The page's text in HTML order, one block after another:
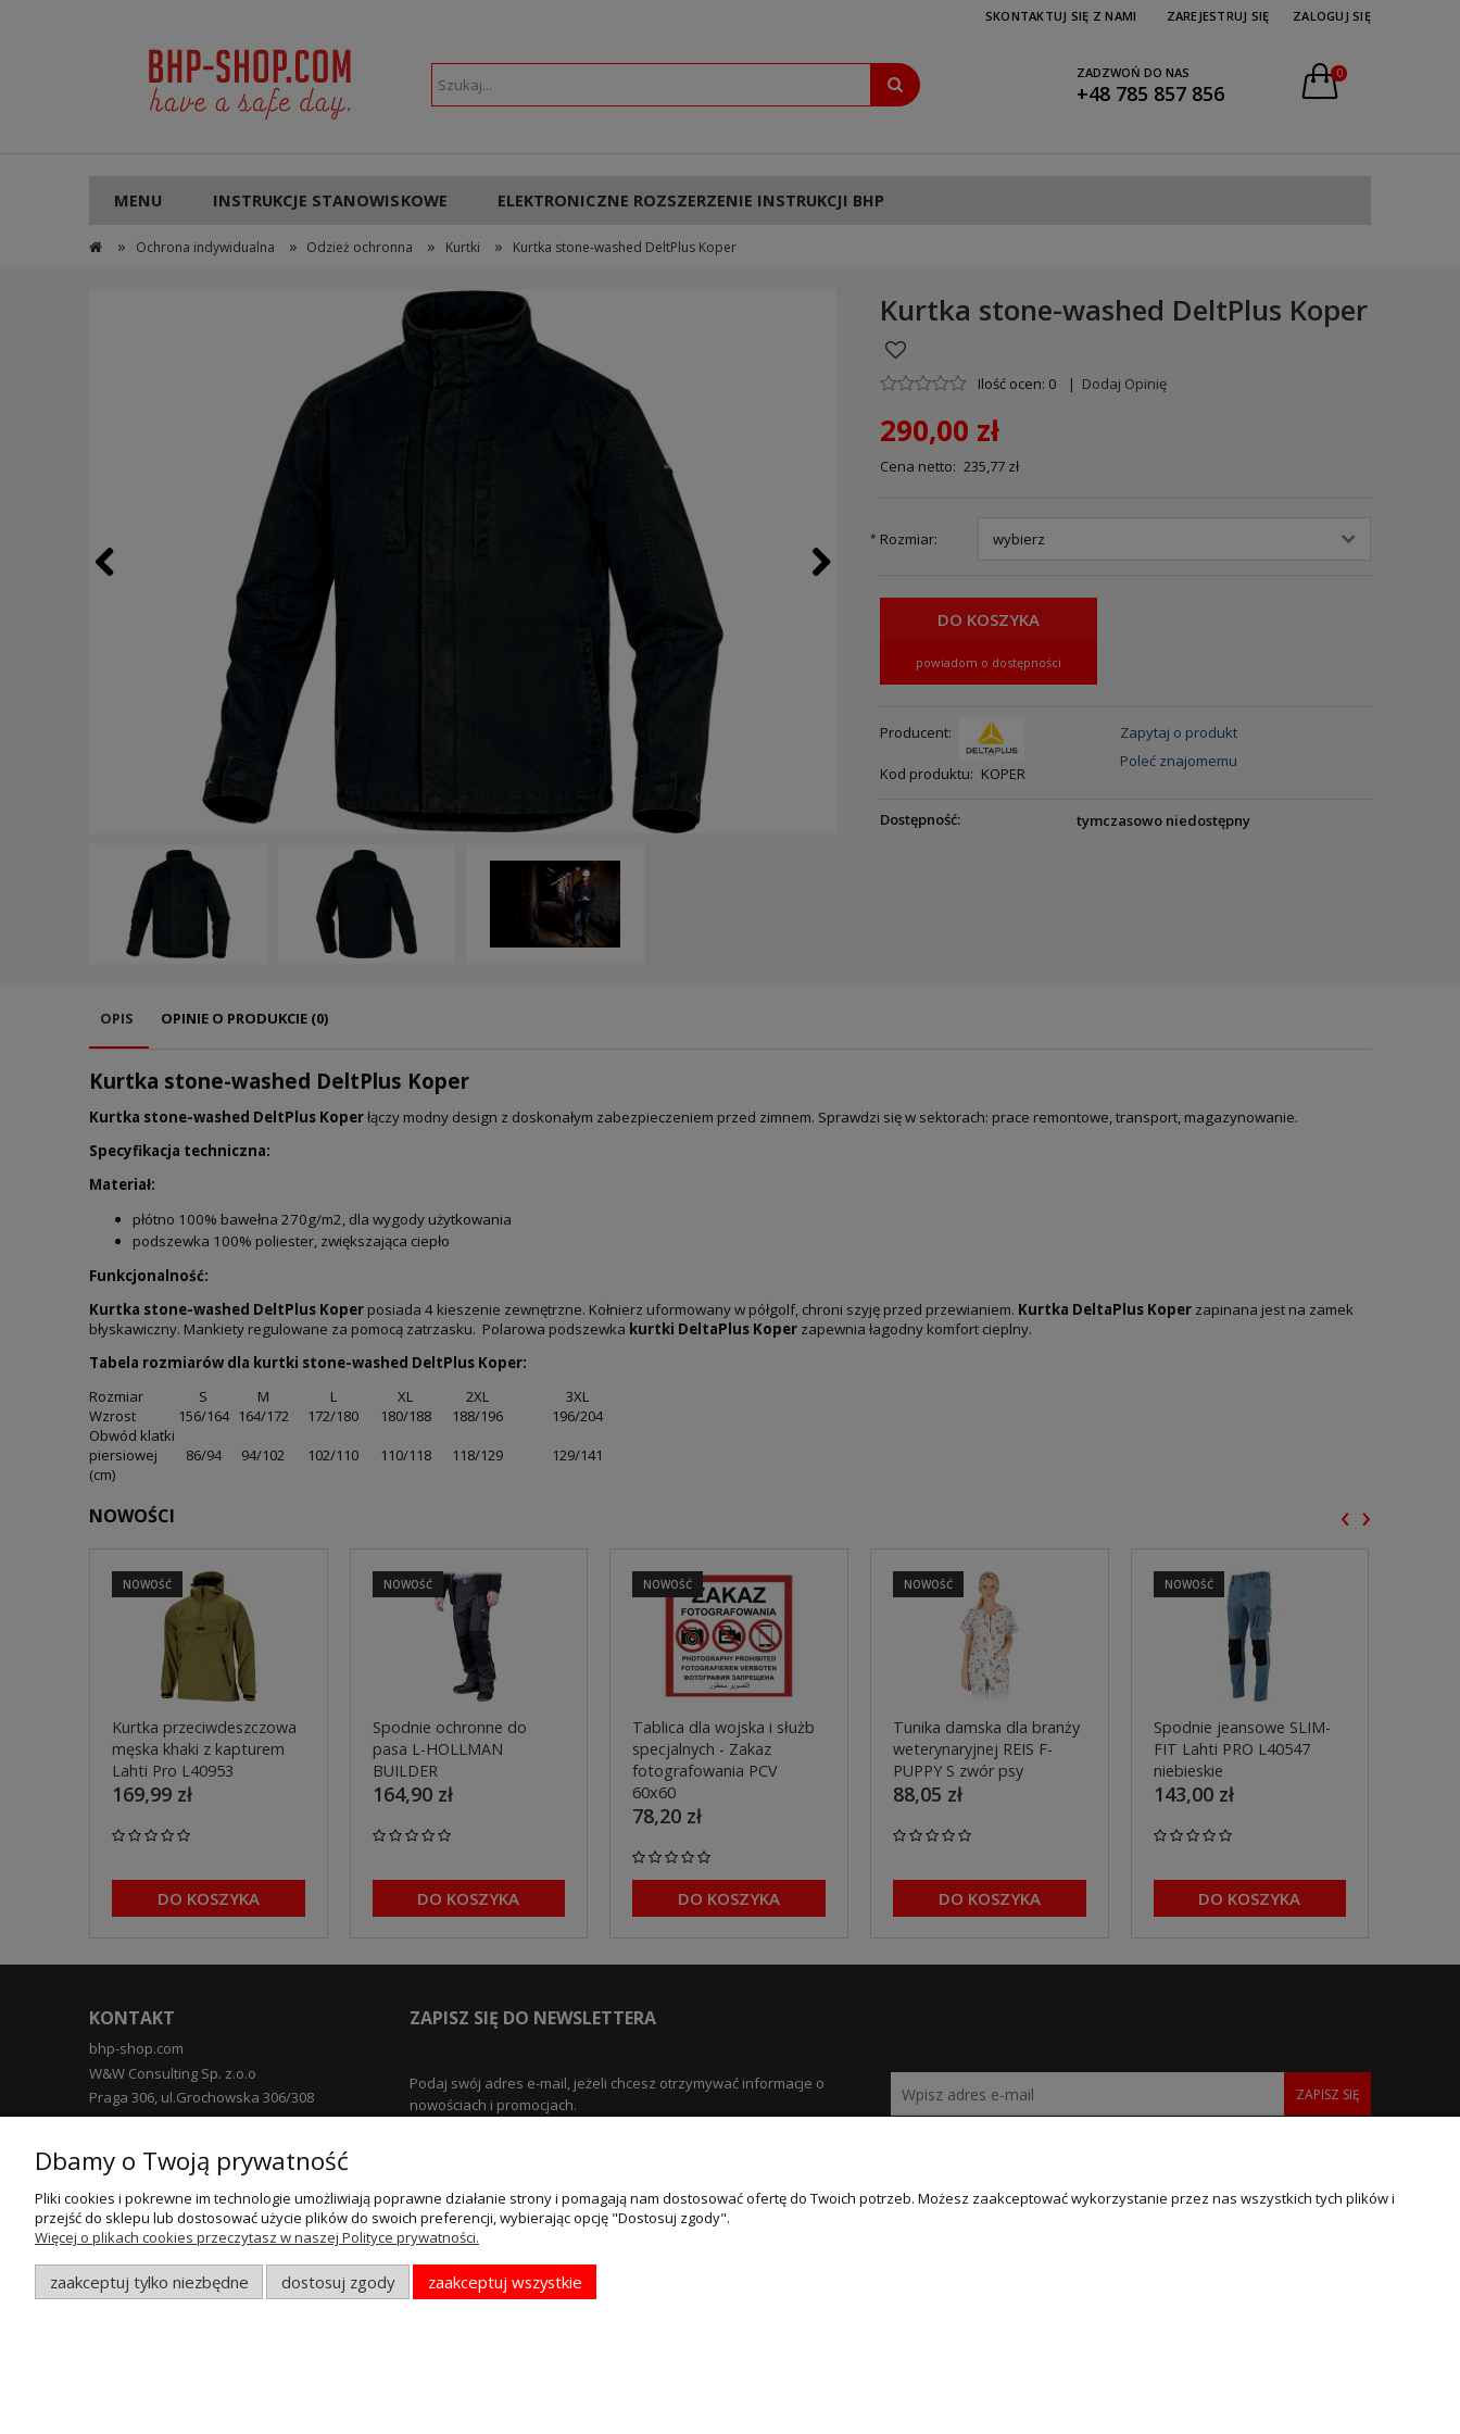
ZAREJESTRUJ SIĘ ZALOGUJ SIĘ
SKONTAKTUJ SIĘ Z NAMI
ZADZWOŃ DO NAS
+48 785 857 856
0
MENU INSTRUKCJE STANOWISKOWE ELEKTRONICZNE ROZSZERZENIE INSTRUKCJI BHP
» Ochrona indywidualna » Odzież ochronna » Kurtki » Kurtka stone-washed DeltPlus Koper
Kurtka stone-washed DeltPlus Koper
Ilość ocen: 0 | Dodaj Opinię
290,00 zł
Cena netto: 235,77 zł
* Rozmiar:
DO KOSZYKA
powiadom o dostępności
Producent:
Kod produktu: KOPER
Zapytaj o produkt
Poleć znajomemu
Dostępność: tymczasowo niedostępny
OPIS OPINIE O PRODUKCIE (0)
Kurtka stone-washed DeltPlus Koper
Kurtka stone-washed DeltPlus Koperłączy modny design z doskonałym zabezpieczeniem przed zimnem. Sprawdzi się w sektorach: prace remontowe, transport, magazynowanie.
Specyfikacja techniczna:
Materiał:
płótno 100% bawełna 270g/m2, dla wygody użytkowania
podszewka 100% poliester, zwiększająca ciepło
Funkcjonalność:
Kurtka stone-washed DeltPlus Koper posiada 4 kieszenie zewnętrzne. Kołnierz uformowany w półgolf, chroni szyję przed przewianiem. Kurtka DeltaPlus Koper zapinana jest na zamek
błyskawiczny. Mankiety regulowane za pomocą zatrzasku. Polarowa podszewka kurtki DeltaPlus Koper zapewnia łagodny komfort cieplny.
Tabela rozmiarów dla kurtki stone-washed DeltPlus Koper:
Rozmiar
S M L XL 2XL
3XL
Wzrost
156/164 164/172 172/180 180/188 188/196
196/204
Obwód klatki
piersiowej
(cm)
86/94 94/102 102/110 110/118 118/129 129/141
NOWOŚCI
Kurtka przeciwdeszczowa
męska khaki z kapturem
Lahti Pro L40953
169,99 zł
DO KOSZYKA
NOWOŚĆ
Spodnie ochronne do
pasa L-HOLLMAN
BUILDER
164,90 zł
DO KOSZYKA
NOWOŚĆ
Tablica dla wojska i służb
specjalnych - Zakaz
fotografowania PCV
60x60
78,20 zł
DO KOSZYKA
NOWOŚĆ
Tunika damska dla branży
weterynaryjnej REIS F-
PUPPY S zwór psy
88,05 zł
DO KOSZYKA
NOWOŚĆ
Spodnie jeansowe SLIM-
FIT Lahti PRO L40547
niebieskie
143,00 zł
DO KOSZYKA
NOWOŚĆ
‹ ›
KONTAKT
bhp-shop.com
W&W Consulting Sp. z.o.o
Praga 306, ul.Grochowska 306/308
03-840 Warszawa
+48 785 857 856
EMAIL
info@bhp-shop.com
GODZINY PRACY
Pon - Pt / 9:00 - 17:00
ZAPISZ SIĘ DO NEWSLETTERA
Podaj swój adres e-mail, jeżeli chcesz otrzymywać informacje o
nowościach i promocjach.
ZAPISZ SIĘ
POMOC
Regulamin
MOJE KONTO
PŁATNOŚCI I
INFORMACJE
Dbamy o Twoją prywatność
Pliki cookies i pokrewne im technologie umożliwiają poprawne działanie strony i pomagają nam dostosować ofertę do Twoich potrzeb. Możesz zaakceptować wykorzystanie przez nas wszystkich tych plików i
przejść do sklepu lub dostosować użycie plików do swoich preferencji, wybierając opcję "Dostosuj zgody".
Więcej o plikach cookies przeczytasz w naszej Polityce prywatności.
zaakceptuj tylko niezbędne dostosuj zgody zaakceptuj wszystkie